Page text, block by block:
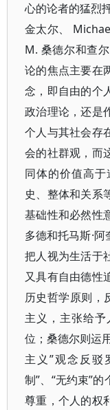
心的论者的猛烈
金太尔、
M. 桑德尔和查
论的焦点主要在
念，即自由的个
政治理论，还是
个人与其社会存
会的社群观，而
同体的价值高
史、整体和关系
基础性和必然性
多德和托马斯·
把人视为生活于
又具有自由德性
历史哲学原则，
主义，主张给
位；桑德尔则运
主义”观念反驳
制”、“无约束”
尊重，个人的权